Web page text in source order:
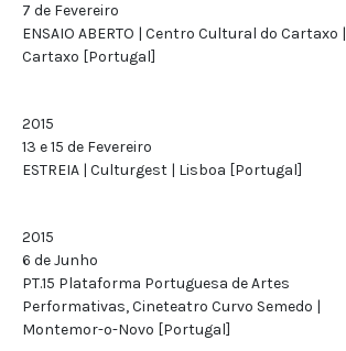
7 de Fevereiro
ENSAIO ABERTO | Centro Cultural do Cartaxo |
Cartaxo [Portugal]
2015
13 e 15 de Fevereiro
ESTREIA | Culturgest | Lisboa [Portugal]
2015
6 de Junho
PT.15 Plataforma Portuguesa de Artes
Performativas, Cineteatro Curvo Semedo |
Montemor-o-Novo [Portugal]